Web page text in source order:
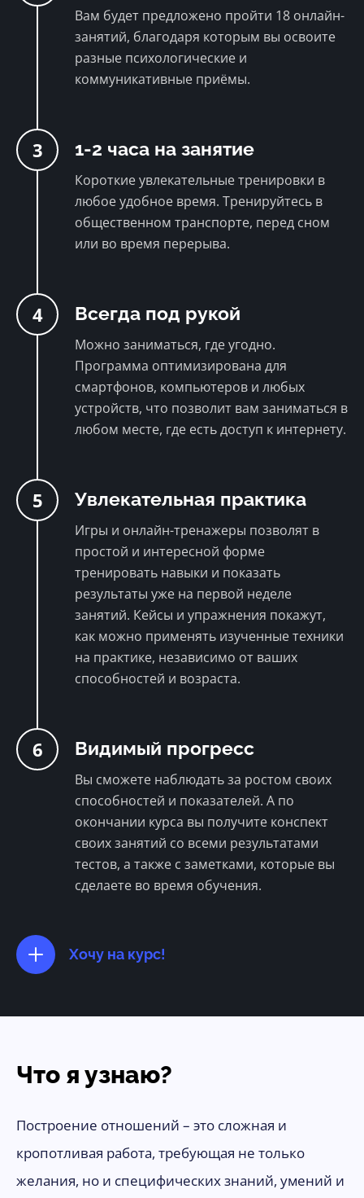
Вам будет предложено пройти 18 онлайн-
занятий, благодаря которым вы освоите
разные психологические и
коммуникативные приёмы.
3 1-2 часа на занятие
Короткие увлекательные тренировки в
любое удобное время. Тренируйтесь в
общественном транспорте, перед сном
или во время перерыва.
4 Всегда под рукой
Можно заниматься, где угодно.
Программа оптимизирована для
смартфонов, компьютеров и любых
устройств, что позволит вам заниматься в
любом месте, где есть доступ к интернету.
5 Увлекательная практика
Игры и онлайн-тренажеры позволят в
простой и интересной форме
тренировать навыки и показать
результаты уже на первой неделе
занятий. Кейсы и упражнения покажут,
как можно применять изученные техники
на практике, независимо от ваших
способностей и возраста.
6 Видимый прогресс
Вы сможете наблюдать за ростом своих
способностей и показателей. А по
окончании курса вы получите конспект
своих занятий со всеми результатами
тестов, а также с заметками, которые вы
сделаете во время обучения.
Хочу на курс!
Что я узнаю?
Построение отношений – это сложная и
кропотливая работа, требующая не только
желания, но и специфических знаний, умений и